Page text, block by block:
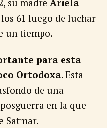
su madre Ariela
61 luego de luchar
un tiempo.
para esta
Ortodoxa. Esta
de una
en la que
Satmar.